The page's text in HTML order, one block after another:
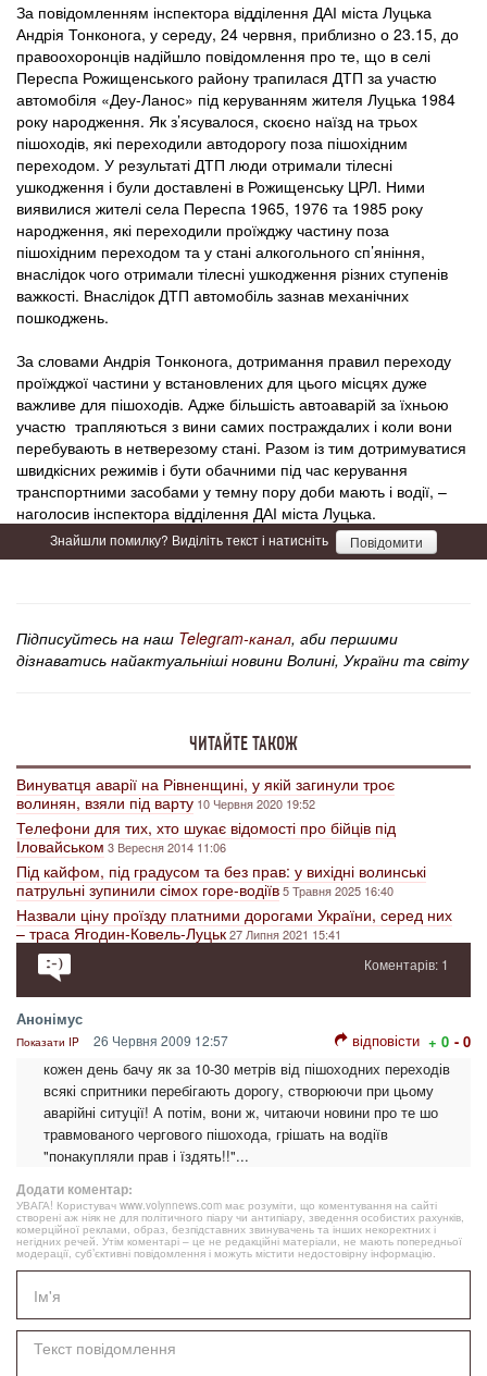
За повідомленням інспектора відділення ДАІ міста Луцька
Андрія Тонконога, у середу, 24 червня, приблизно о 23.15, до
правоохоронців надійшло повідомлення про те, що в селі
Переспа Рожищенського району трапилася ДТП за участю
автомобіля «Деу-Ланос» під керуванням жителя Луцька 1984
року народження. Як з’ясувалося, скоєно наїзд на трьох
пішоходів, які переходили автодорогу поза пішохідним
переходом. У результаті ДТП люди отримали тілесні
ушкодження і були доставлені в Рожищенську ЦРЛ. Ними
виявилися жителі села Переспа 1965, 1976 та 1985 року
народження, які переходили проїжджу частину поза
пішохідним переходом та у стані алкогольного сп’яніння,
внаслідок чого отримали тілесні ушкодження різних ступенів
важкості. Внаслідок ДТП автомобіль зазнав механічних
пошкоджень.
За словами Андрія Тонконога, дотримання правил переходу
проїжджої частини у встановлених для цього місцях дуже
важливе для пішоходів. Адже більшість автоаварій за їхньою
участю трапляються з вини самих постраждалих і коли вони
перебувають в нетверезому стані. Разом із тим дотримуватися
швидкісних режимів і бути обачними під час керування
транспортними засобами у темну пору доби мають і водії, –
наголосив інспектора відділення ДАІ міста Луцька.
Знайшли помилку? Виділіть текст і натисніть Повідомити
Підписуйтесь на наш Telegram-канал, аби першими
дізнаватись найактуальніші новини Волині, України та світу
ЧИТАЙТЕ ТАКОЖ
Винуватця аварії на Рівненщині, у якій загинули троє
волинян, взяли під варту 10 Червня 2020 19:52
Телефони для тих, хто шукає відомості про бійців під
Іловайськом3 Вересня 2014 11:06
Під кайфом, під градусом та без прав: у вихідні волинські
патрульні зупинили сімох горе-водіїв5 Травня 2025 16:40
Назвали ціну проїзду платними дорогами України, серед них
– траса Ягодин-Ковель-Луцьк27 Липня 2021 15:41
Коментарів: 1
Анонімус
Показати IP 26 Червня 2009 12:57 відповісти + 0 - 0
кожен день бачу як за 10-30 метрів від пішоходних переходів
всякі спритники перебігають дорогу, створюючи при цьому
аварійні ситуції! А потім, вони ж, читаючи новини про те шо
травмованого чергового пішохода, грішать на водіїв
"понакупляли прав і їздять!!"...
Додати коментар:
УВАГА! Користувач www.volynnews.com має розуміти, що коментування на сайті
створені аж ніяк не для політичного піару чи антипіару, зведення особистих рахунків,
комерційної реклами, образ, безпідставних звинувачень та інших некоректних і
негідних речей. Утім коментарі – це не редакційні матеріали, не мають попередньої
модерації, суб’єктивні повідомлення і можуть містити недостовірну інформацію.